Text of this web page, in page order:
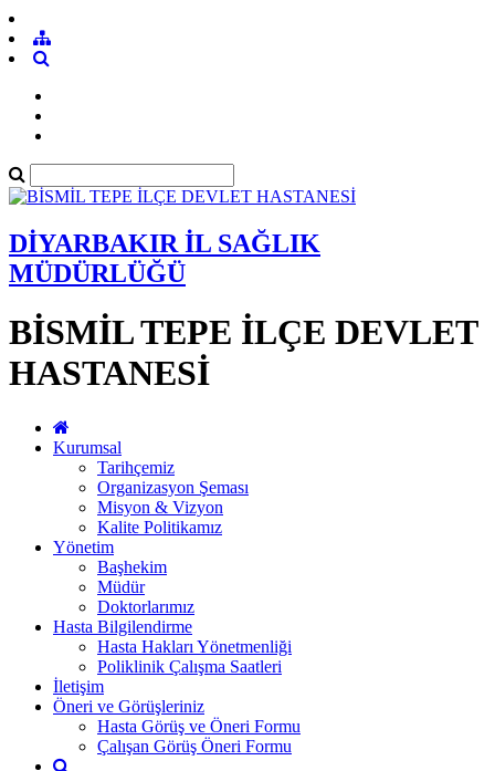
DİYARBAKIR İL SAĞLIK
MÜDÜRLÜĞÜ
BİSMİL TEPE İLÇE DEVLET
HASTANESİ
Kurumsal
Tarihçemiz
Organizasyon Şeması
Misyon & Vizyon
Kalite Politikamız
Yönetim
Başhekim
Müdür
Doktorlarımız
Hasta Bilgilendirme
Hasta Hakları Yönetmenliği
Poliklinik Çalışma Saatleri
İletişim
Öneri ve Görüşleriniz
Hasta Görüş ve Öneri Formu
Çalışan Görüş Öneri Formu